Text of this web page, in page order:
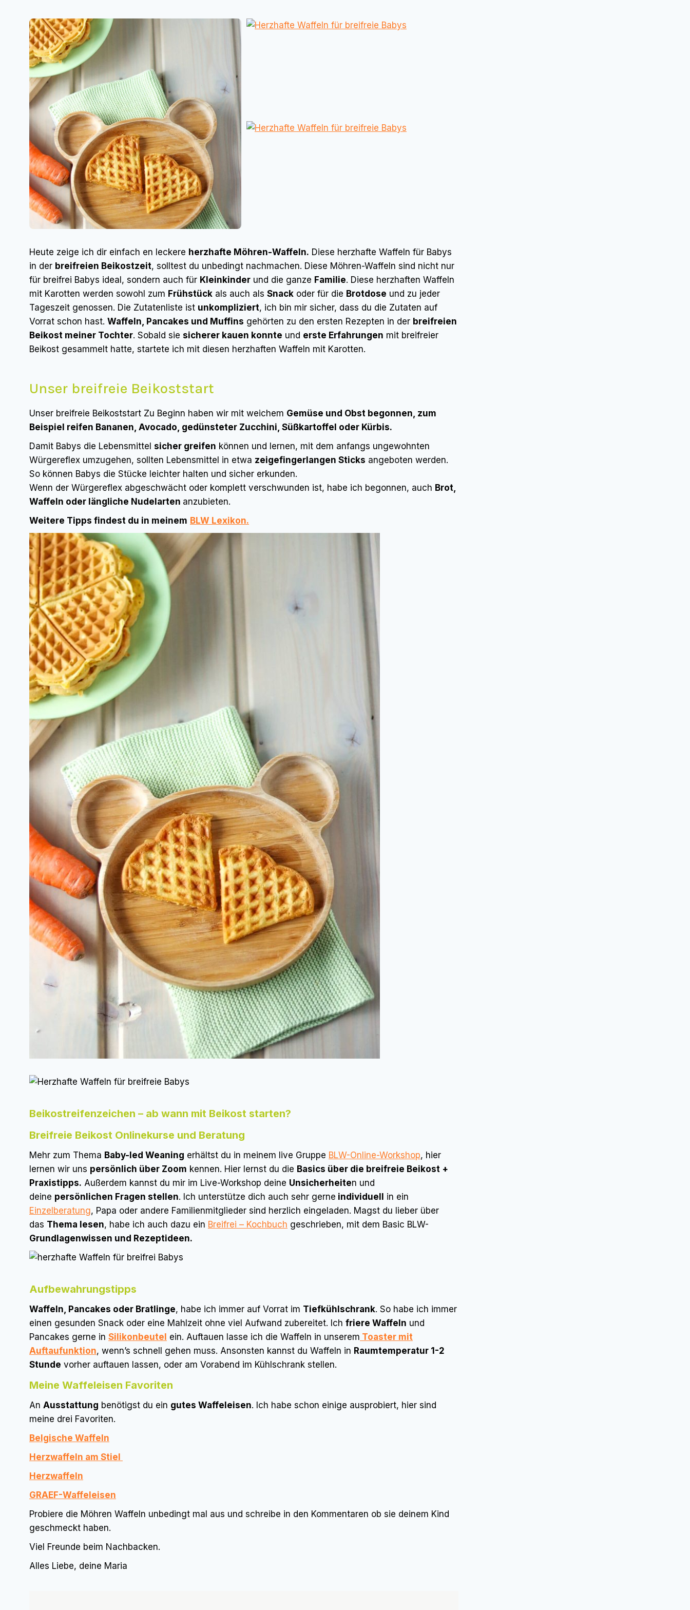
Heute zeige ich dir einfach en leckere herzhafte Möhren-Waffeln. Diese herzhafte Waffeln für Babys
in der breifreien Beikostzeit, solltest du unbedingt nachmachen. Diese Möhren-Waffeln sind nicht nur
für breifrei Babys ideal, sondern auch für Kleinkinder und die ganze Familie. Diese herzhaften Waffeln
mit Karotten werden sowohl zum Frühstück als auch als Snack oder für die Brotdose und zu jeder
Tageszeit genossen. Die Zutatenliste ist unkompliziert, ich bin mir sicher, dass du die Zutaten auf
Vorrat schon hast. Waffeln, Pancakes und Muffins gehörten zu den ersten Rezepten in der breifreien
Beikost meiner Tochter. Sobald sie sicherer kauen konnte und erste Erfahrungen mit breifreier
Beikost gesammelt hatte, startete ich mit diesen herzhaften Waffeln mit Karotten.
Unser breifreie Beikoststart
Unser breifreie Beikoststart Zu Beginn haben wir mit weichem Gemüse und Obst begonnen, zum
Beispiel reifen Bananen, Avocado, gedünsteter Zucchini, Süßkartoffel oder Kürbis.
Damit Babys die Lebensmittel sicher greifen können und lernen, mit dem anfangs ungewohnten
Würgereflex umzugehen, sollten Lebensmittel in etwa zeigefingerlangen Sticks angeboten werden.
So können Babys die Stücke leichter halten und sicher erkunden.
Wenn der Würgereflex abgeschwächt oder komplett verschwunden ist, habe ich begonnen, auch Brot,
Waffeln oder längliche Nudelarten anzubieten.
Weitere Tipps findest du in meinem BLW Lexikon.
Beikostreifenzeichen – ab wann mit Beikost starten?
Breifreie Beikost Onlinekurse und Beratung
Mehr zum Thema Baby-led Weaning erhältst du in meinem live Gruppe BLW-Online-Workshop, hier
lernen wir uns persönlich über Zoom kennen. Hier lernst du die Basics über die breifreie Beikost +
Praxistipps. Außerdem kannst du mir im Live-Workshop deine Unsicherheiten und
deine persönlichen Fragen stellen. Ich unterstütze dich auch sehr gerne individuell
in ein
Einzelberatung, Papa oder andere Familienmitglieder sind herzlich eingeladen. Magst du lieber über
das Thema lesen, habe ich auch dazu ein Breifrei – Kochbuch geschrieben, mit dem Basic BLW-
Grundlagenwissen und Rezeptideen.
Aufbewahrungstipps
Waffeln, Pancakes oder Bratlinge, habe ich immer auf Vorrat im Tiefkühlschrank. So habe ich immer
einen gesunden Snack oder eine Mahlzeit ohne viel Aufwand zubereitet. Ich friere Waffeln und
Pancakes gerne in Silikonbeutel ein. Auftauen lasse ich die Waffeln in unserem Toaster mit
Auftaufunktion, wenn’s schnell gehen muss. Ansonsten kannst du Waffeln in Raumtemperatur 1-2
Stunde vorher auftauen lassen, oder am Vorabend im Kühlschrank stellen.
Meine Waffeleisen Favoriten
An Ausstattung benötigst du ein gutes Waffeleisen. Ich habe schon einige ausprobiert, hier sind
meine drei Favoriten.
Belgische Waffeln
Herzwaffeln am Stiel
Herzwaffeln
GRAEF-Waffeleisen
Probiere die Möhren Waffeln unbedingt mal aus und schreibe in den Kommentaren ob sie deinem Kind
geschmeckt haben.
Viel Freunde beim Nachbacken.
Alles Liebe, deine Maria